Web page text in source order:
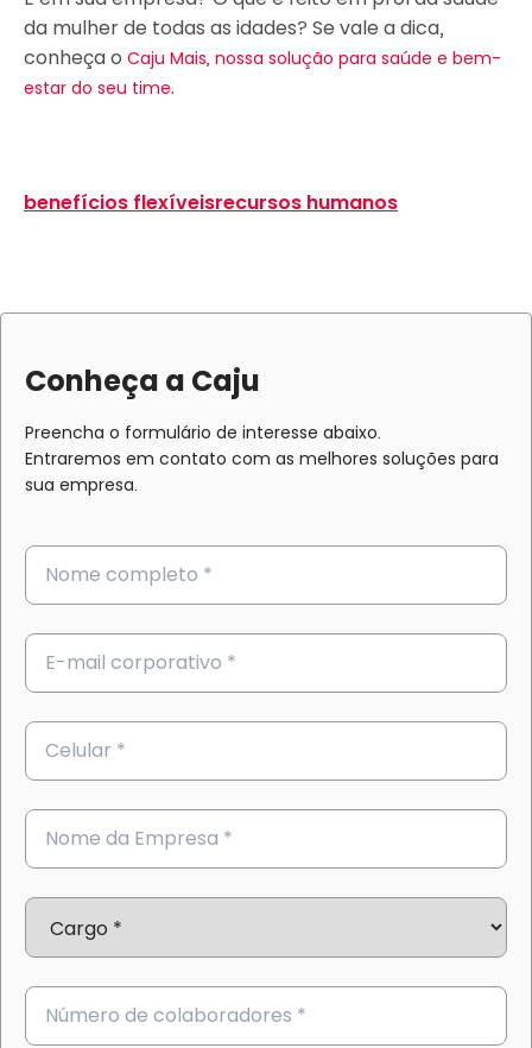
da mulher de todas as idades? Se vale a dica,
conheça o Caju Mais, nossa solução para saúde e bem-
estar do seu time.
benefícios flexíveisrecursos humanos
Conheça a Caju
Preencha o formulário de interesse abaixo.
Entraremos em contato com as melhores soluções para
sua empresa.